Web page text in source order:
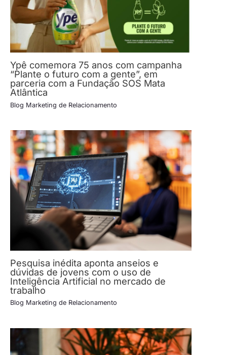
Ypê comemora 75 anos com campanha
“Plante o futuro com a gente”, em
parceria com a Fundação SOS Mata
Atlântica
Blog Marketing de Relacionamento
Pesquisa inédita aponta anseios e
dúvidas de jovens com o uso de
Inteligência Artificial no mercado de
trabalho
Blog Marketing de Relacionamento